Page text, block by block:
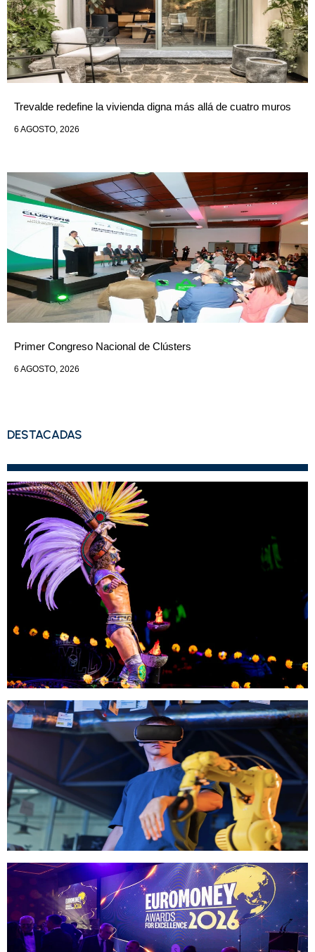
Trevalde redefine la vivienda digna más allá de cuatro muros
6 AGOSTO, 2026
Primer Congreso Nacional de Clústers
6 AGOSTO, 2026
DESTACADAS